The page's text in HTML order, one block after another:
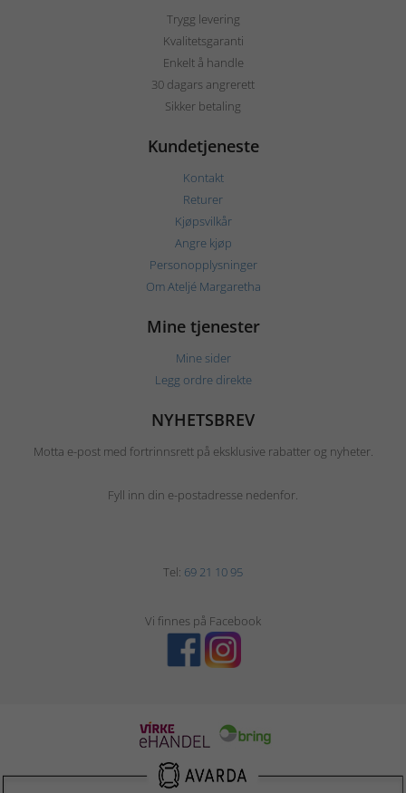
Trygg levering
Kvalitetsgaranti
Enkelt å handle
30 dagars angrerett
Sikker betaling
Kundetjeneste
Kontakt
Returer
Kjøpsvilkår
Angre kjøp
Personopplysninger
Om Ateljé Margaretha
Mine tjenester
Mine sider
Legg ordre direkte
NYHETSBREV
Motta e-post med fortrinnsrett på eksklusive rabatter og nyheter.
Fyll inn din e-postadresse nedenfor.
Tel: 69 21 10 95
Vi finnes på Facebook